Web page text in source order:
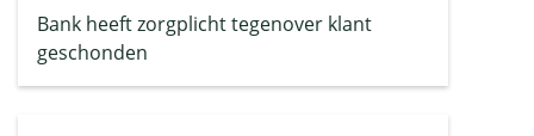
Bank heeft zorgplicht tegenover klant
geschonden